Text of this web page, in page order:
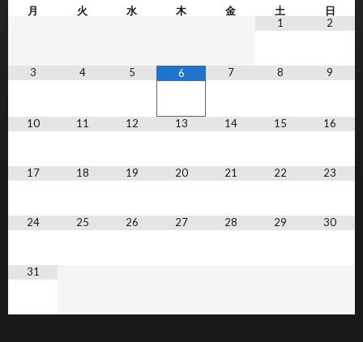
月
火 水 木 金 土
日
1
2
3 4 5 6 7 8 9
10 11 12 13 14 15 16
17 18 19 20 21 22 23
24 25 26 27 28 29 30
31